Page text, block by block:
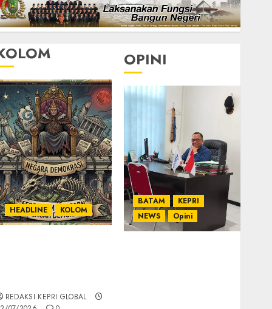
HEADLINE KOLOM
REDAKSI KEPRI GLOBAL
OPINI
BATAM
KEPRI
NEWS
Opini